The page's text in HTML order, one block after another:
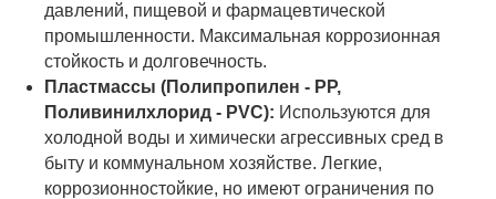
давлений, пищевой и фармацевтической
промышленности. Максимальная коррозионная
стойкость и долговечность.
Пластмассы (Полипропилен - PP,
Поливинилхлорид - PVC): Используются для
холодной воды и химически агрессивных сред в
быту и коммунальном хозяйстве. Легкие,
коррозионностойкие, но имеют ограничения по